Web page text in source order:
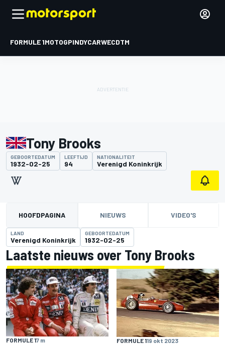
FORMULE 1MOTOGPINDYCARWECDTM
Tony Brooks
GEBOORTEDATUM
1932-02-25
LEEFTIJD
94
NATIONALITEIT
Verenigd Koninkrijk
HOOFDPAGINA NIEUWS VIDEO'S
LAND
Verenigd Koninkrijk
GEBOORTEDATUM
1932-02-25
Laatste nieuws over Tony Brooks
FORMULE 17 m FORMULE 119 okt 2023